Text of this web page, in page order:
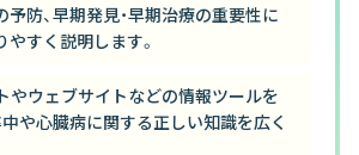
予防、早期発見・早期治療の重要性に
やすく説明します。
やウェブサイトなどの情報ツールを
中や心臓病に関する正しい知識を広く